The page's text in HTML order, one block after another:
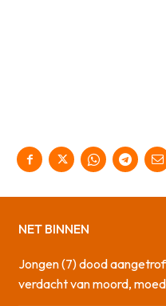
NET BINNEN
Jongen (7) dood
verdacht van moord,